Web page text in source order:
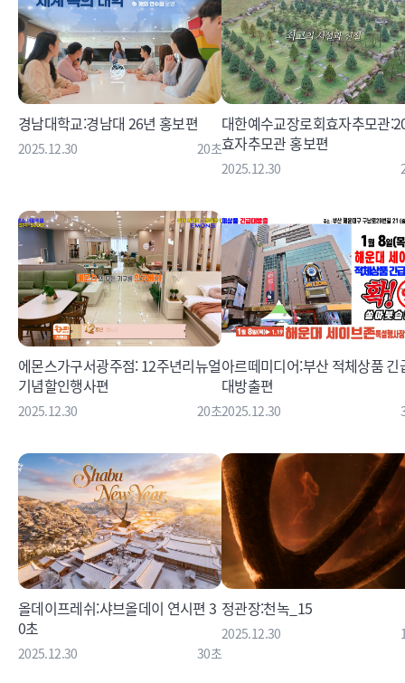
경남대학교:경남대 26년 홍보편
2025.12.30 20초
대한예수교장로회효자추모관
효자추모관 홍보편
2025.12.30
에몬스가구서광주점: 12주년리뉴얼
기념할인행사편
2025.12.30 20초
아르떼미디어:부산 적체상품 긴
대방출편
2025.12.30
올데이프레쉬:샤브올데이 연시편 3
0초
2025.12.30 30초
정관장:천녹_15
2025.12.30